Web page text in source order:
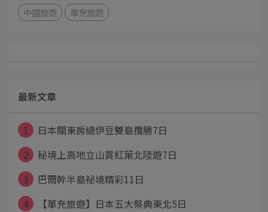
中國旅遊
單充旅遊
最新文章
1
日本關東房總伊豆雙島攬勝7日
2
秘境上高地立山賞紅葉北陸遊7日
3
巴爾幹半島祕境精彩11日
4
【單充旅遊】日本五大祭典東北5日